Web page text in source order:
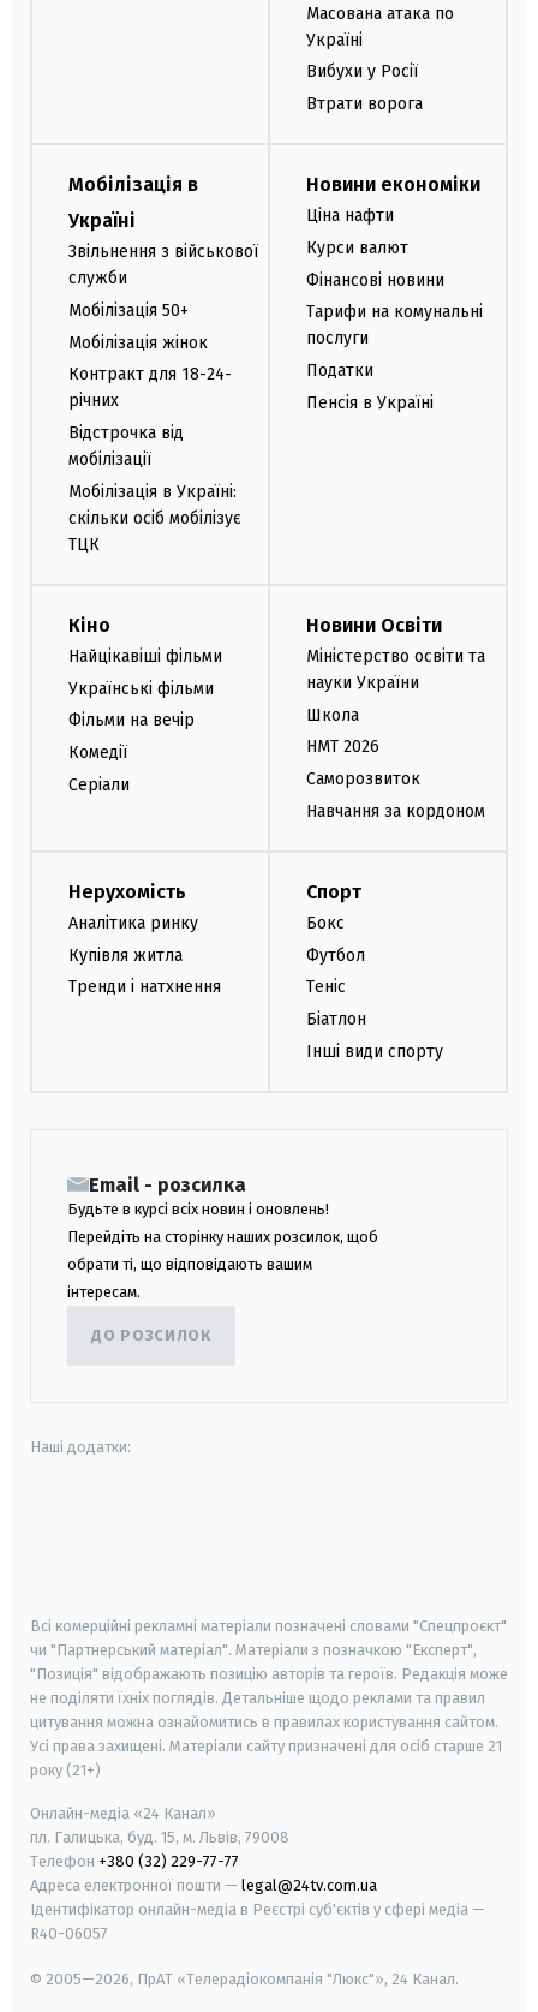
Масована атака по
Україні
Вибухи у Росії
Втрати ворога
Мобілізація в
Україні
Звільнення з військової
служби
Мобілізація 50+
Мобілізація жінок
Контракт для 18-24-
річних
Відстрочка від
мобілізації
Мобілізація в Україні:
скільки осіб мобілізує
ТЦК
Новини економіки
Ціна нафти
Курси валют
Фінансові новини
Тарифи на комунальні
послуги
Податки
Пенсія в Україні
Кіно
Найцікавіші фільми
Українські фільми
Фільми на вечір
Комедії
Серіали
Новини Освіти
Міністерство освіти та
науки України
Школа
НМТ 2026
Саморозвиток
Навчання за кордоном
Нерухомість
Аналітика ринку
Купівля житла
Тренди і натхнення
Спорт
Бокс
Футбол
Теніс
Біатлон
Інші види спорту
Email - розсилка
Будьте в курсі всіх новин і оновлень!
Перейдіть на сторінку наших розсилок, щоб
обрати ті, що відповідають вашим
інтересам.
ДО РОЗСИЛОК
Наші додатки:
Всі комерційні рекламні матеріали позначені словами "Спецпроєкт"
чи "Партнерський матеріал". Матеріали з позначкою "Експерт",
"Позиція" відображають позицію авторів та героїв. Редакція може
не поділяти їхніх поглядів. Детальніше щодо реклами та правил
цитування можна ознайомитись в правилах користування сайтом.
Усі права захищені. Матеріали сайту призначені для осіб старше 21
року (21+)
Онлайн-медіа «24 Канал»
пл. Галицька, буд. 15, м. Львів, 79008
Телефон +380 (32) 229-77-77
Адреса електронної пошти — legal@24tv.com.ua
Ідентифікатор онлайн-медіа в Реєстрі суб'єктів у сфері медіа —
R40-06057
© 2005—2026, ПрАТ «Телерадіокомпанія "Люкс"», 24 Канал.